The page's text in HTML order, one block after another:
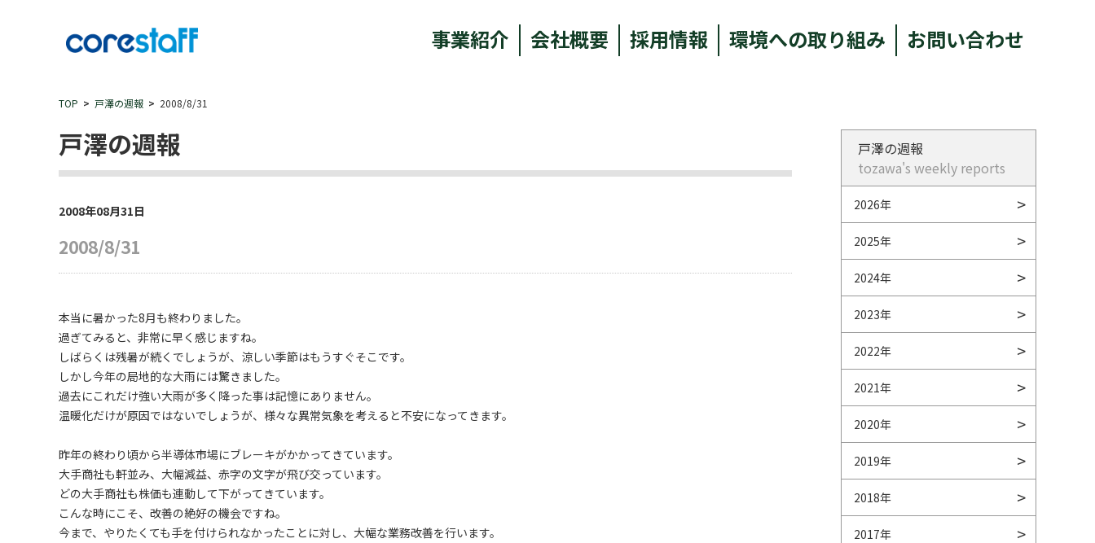
事業紹介 会社概要 採用情報 環境への取り組み お問い合わせ
TOP 戸澤の週報 2008/8/31
戸澤の週報
2008年08月31日
2008/8/31
本当に暑かった8月も終わりました。
過ぎてみると、非常に早く感じますね。
しばらくは残暑が続くでしょうが、涼しい季節はもうすぐそこです。
しかし今年の局地的な大雨には驚きました。
過去にこれだけ強い大雨が多く降った事は記憶にありません。
温暖化だけが原因ではないでしょうが、様々な異常気象を考えると不安になってきます。
昨年の終わり頃から半導体市場にブレーキがかかってきています。
大手商社も軒並み、大幅減益、赤字の文字が飛び交っています。
どの大手商社も株価も連動して下がってきています。
こんな時にこそ、改善の絶好の機会ですね。
今まで、やりたくても手を付けられなかったことに対し、大幅な業務改善を行います。
戸澤の週報
tozawa's weekly reports
2026年
2025年
2024年
2023年
2022年
2021年
2020年
2019年
2018年
2017年